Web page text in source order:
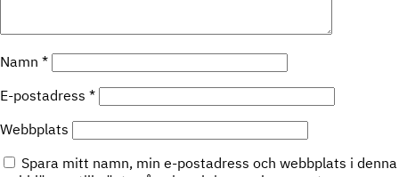
Namn *
E-postadress *
Webbplats
Spara mitt namn, min e-postadress och webbplats i denna